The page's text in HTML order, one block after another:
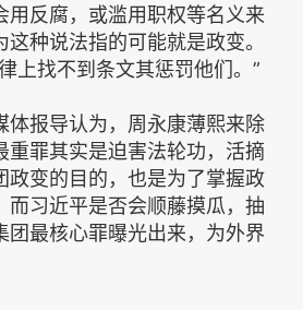
用反腐，或滥用职权等名义来
种说法指的可能就是政变。
上找不到条文其惩罚他们。”
体报导认为，周永康薄熙来除
重罪其实是迫害法轮功，活摘
政变的目的，也是为了掌握政
而习近平是否会顺藤摸瓜，抽
团最核心罪曝光出来，为外界